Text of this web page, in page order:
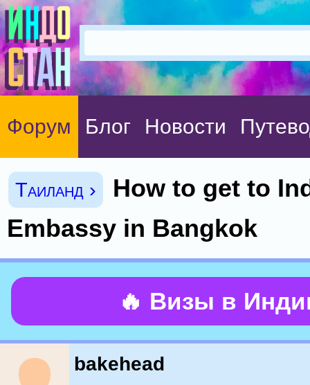
Форум Блог Новости
Таиланд ›
How to get to
Embassy in Bangkok
🔥 Визы в
bakehead